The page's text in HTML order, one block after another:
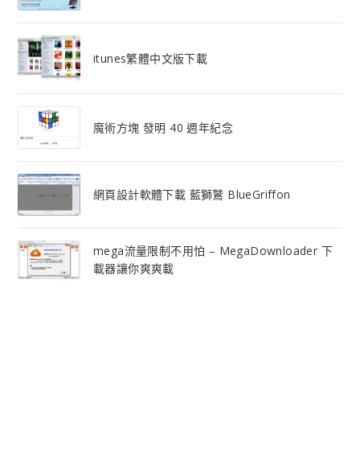
itunes繁體中文版下載
魔術方塊 發明 40 週年紀念
網頁設計軟體下載 藍獅鷲 BlueGriffon
mega流量限制不用怕 – MegaDownloader 下
載器讓你爽爽載